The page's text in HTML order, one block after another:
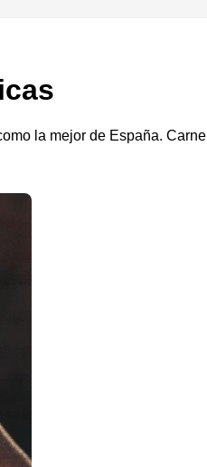
la mejor de España. Carne